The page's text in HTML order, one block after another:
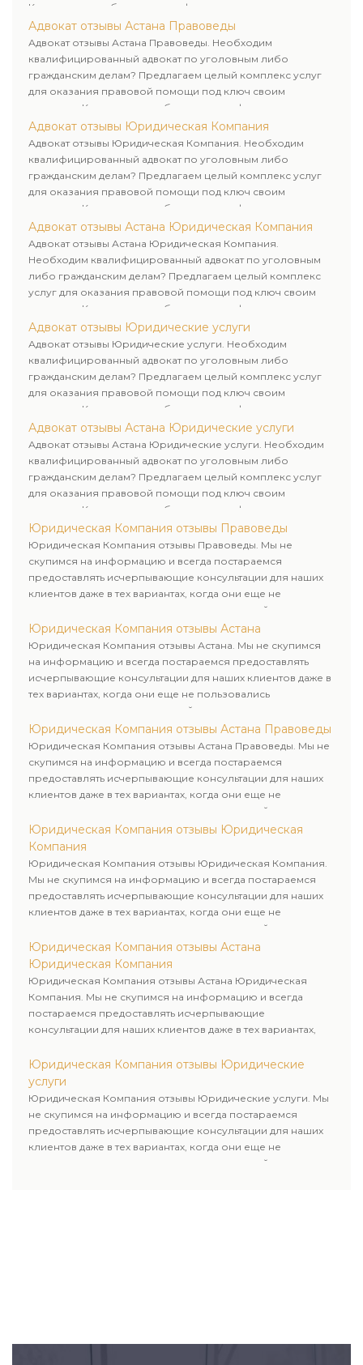
Комплексное обслуживание физических и юридических
лиц. Индивидуальный подход к каждому клиенту.
Адвокат отзывы Астана Правоведы
Адвокат отзывы Астана Правоведы. Необходим
квалифицированный адвокат по уголовным либо
гражданским делам? Предлагаем целый комплекс услуг
для оказания правовой помощи под ключ своим
клиентам. Комплексное обслуживание физических и
юридических лиц. Индивидуальный подход к каждому
клиенту.
Адвокат отзывы Юридическая Компания
Адвокат отзывы Юридическая Компания. Необходим
квалифицированный адвокат по уголовным либо
гражданским делам? Предлагаем целый комплекс услуг
для оказания правовой помощи под ключ своим
клиентам. Комплексное обслуживание физических и
юридических лиц. Индивидуальный подход к каждому
клиенту.
Адвокат отзывы Астана Юридическая Компания
Адвокат отзывы Астана Юридическая Компания.
Необходим квалифицированный адвокат по уголовным
либо гражданским делам? Предлагаем целый комплекс
услуг для оказания правовой помощи под ключ своим
клиентам. Комплексное обслуживание физических и
юридических лиц. Индивидуальный подход к каждому
клиенту.
Адвокат отзывы Юридические услуги
Адвокат отзывы Юридические услуги. Необходим
квалифицированный адвокат по уголовным либо
гражданским делам? Предлагаем целый комплекс услуг
для оказания правовой помощи под ключ своим
клиентам. Комплексное обслуживание физических и
юридических лиц. Индивидуальный подход к каждому
клиенту.
Адвокат отзывы Астана Юридические услуги
Адвокат отзывы Астана Юридические услуги. Необходим
квалифицированный адвокат по уголовным либо
гражданским делам? Предлагаем целый комплекс услуг
для оказания правовой помощи под ключ своим
клиентам. Комплексное обслуживание физических и
юридических лиц. Индивидуальный подход к каждому
клиенту.
Юридическая Компания отзывы Правоведы
Юридическая Компания отзывы Правоведы. Мы не
скупимся на информацию и всегда постараемся
предоставлять исчерпывающие консультации для наших
клиентов даже в тех вариантах, когда они еще не
пользовались юридическими услугами нашей компании.
Юридическая Компания отзывы Астана
Юридическая Компания отзывы Астана. Мы не скупимся
на информацию и всегда постараемся предоставлять
исчерпывающие консультации для наших клиентов даже в
тех вариантах, когда они еще не пользовались
юридическими услугами нашей компании.
Юридическая Компания отзывы Астана Правоведы
Юридическая Компания отзывы Астана Правоведы. Мы не
скупимся на информацию и всегда постараемся
предоставлять исчерпывающие консультации для наших
клиентов даже в тех вариантах, когда они еще не
пользовались юридическими услугами нашей компании.
Юридическая Компания отзывы Юридическая
Компания
Юридическая Компания отзывы Юридическая Компания.
Мы не скупимся на информацию и всегда постараемся
предоставлять исчерпывающие консультации для наших
клиентов даже в тех вариантах, когда они еще не
пользовались юридическими услугами нашей компании.
Юридическая Компания отзывы Астана
Юридическая Компания
Юридическая Компания отзывы Астана Юридическая
Компания. Мы не скупимся на информацию и всегда
постараемся предоставлять исчерпывающие
консультации для наших клиентов даже в тех вариантах,
нашей компании.
Юридическая Компания отзывы Юридические
услуги
Юридическая Компания отзывы Юридические услуги. Мы
не скупимся на информацию и всегда постараемся
предоставлять исчерпывающие консультации для наших
клиентов даже в тех вариантах, когда они еще не
пользовались юридическими услугами нашей компании.